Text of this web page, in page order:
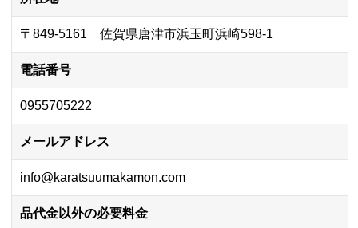
〒849-5161 佐賀県唐津市浜玉町浜崎598-1
電話番号
0955705222
メールアドレス
info@karatsuumakamon.com
品代金以外の必要料金